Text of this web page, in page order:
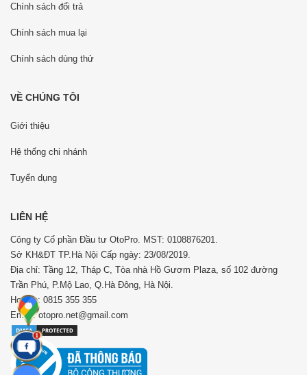
Chính sách đổi trả
Chính sách mua lại
Chính sách dùng thử
VỀ CHÚNG TÔI
Giới thiệu
Hệ thống chi nhánh
Tuyển dụng
LIÊN HỆ
Công ty Cổ phần Đầu tư OtoPro. MST: 0108876201.
Sở KH&ĐT TP.Hà Nội Cấp ngày: 23/08/2019.
Địa chỉ: Tầng 12, Tháp C, Tòa nhà Hồ Gươm Plaza, số 102 đường
Trần Phú, P.Mộ Lao, Q.Hà Đông, Hà Nội.
Hotline: 0815 355 355
Email: otopro.net@gmail.com